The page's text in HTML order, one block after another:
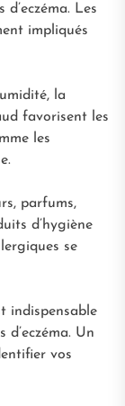
Les
impliqués
la
favorisent les
les
parfums,
d’hygiène
se
indispensable
Un
vos